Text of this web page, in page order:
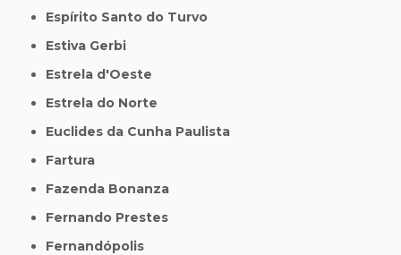
Espírito Santo do Turvo
Estiva Gerbi
Estrela d'Oeste
Estrela do Norte
Euclides da Cunha Paulista
Fartura
Fazenda Bonanza
Fernando Prestes
Fernandópolis